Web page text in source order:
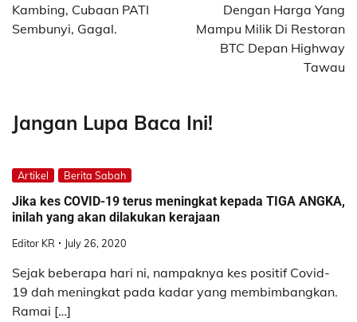
Kambing, Cubaan PATI
Sembunyi, Gagal.
Dengan Harga Yang
Mampu Milik Di Restoran
BTC Depan Highway
Tawau
Jangan Lupa Baca Ini!
Artikel Berita Sabah
Jika kes COVID-19 terus meningkat kepada TIGA ANGKA,
inilah yang akan dilakukan kerajaan
Editor KR July 26, 2020
Sejak beberapa hari ni, nampaknya kes positif Covid-
19 dah meningkat pada kadar yang membimbangkan.
Ramai […]